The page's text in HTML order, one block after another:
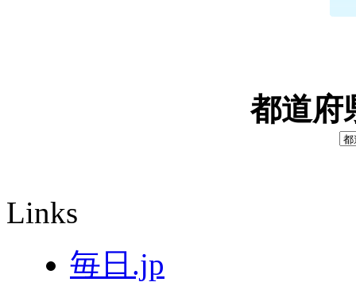
都道府
Links
毎日.jp